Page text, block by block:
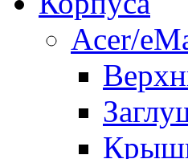
Acer/